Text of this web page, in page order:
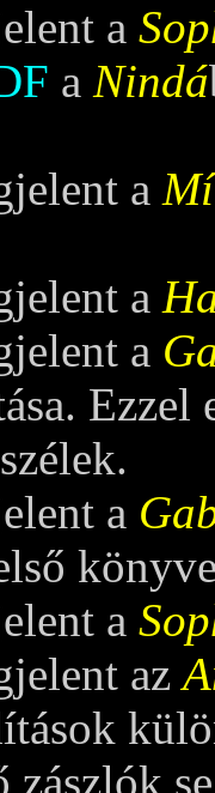
a
a Nindá
a
a
a
Ezzel
a
a
az
zászlók